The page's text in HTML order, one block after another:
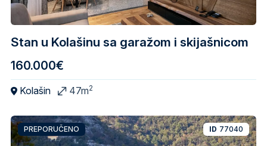
Stan u Kolašinu sa garažom i skijašnicom
160.000€
Kolašin 47m2
PREPORUČENO ID 77040